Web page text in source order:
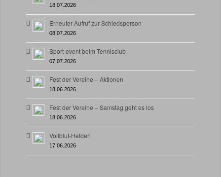
18.07.2026
Erneuter Aufruf zur Schiedsperson
08.07.2026
Sport-event beim Tennisclub
07.07.2026
Fest der Vereine – Aktionen
18.06.2026
Fest der Vereine – Samstag geht es los
18.06.2026
Vollblut-Helden
17.06.2026